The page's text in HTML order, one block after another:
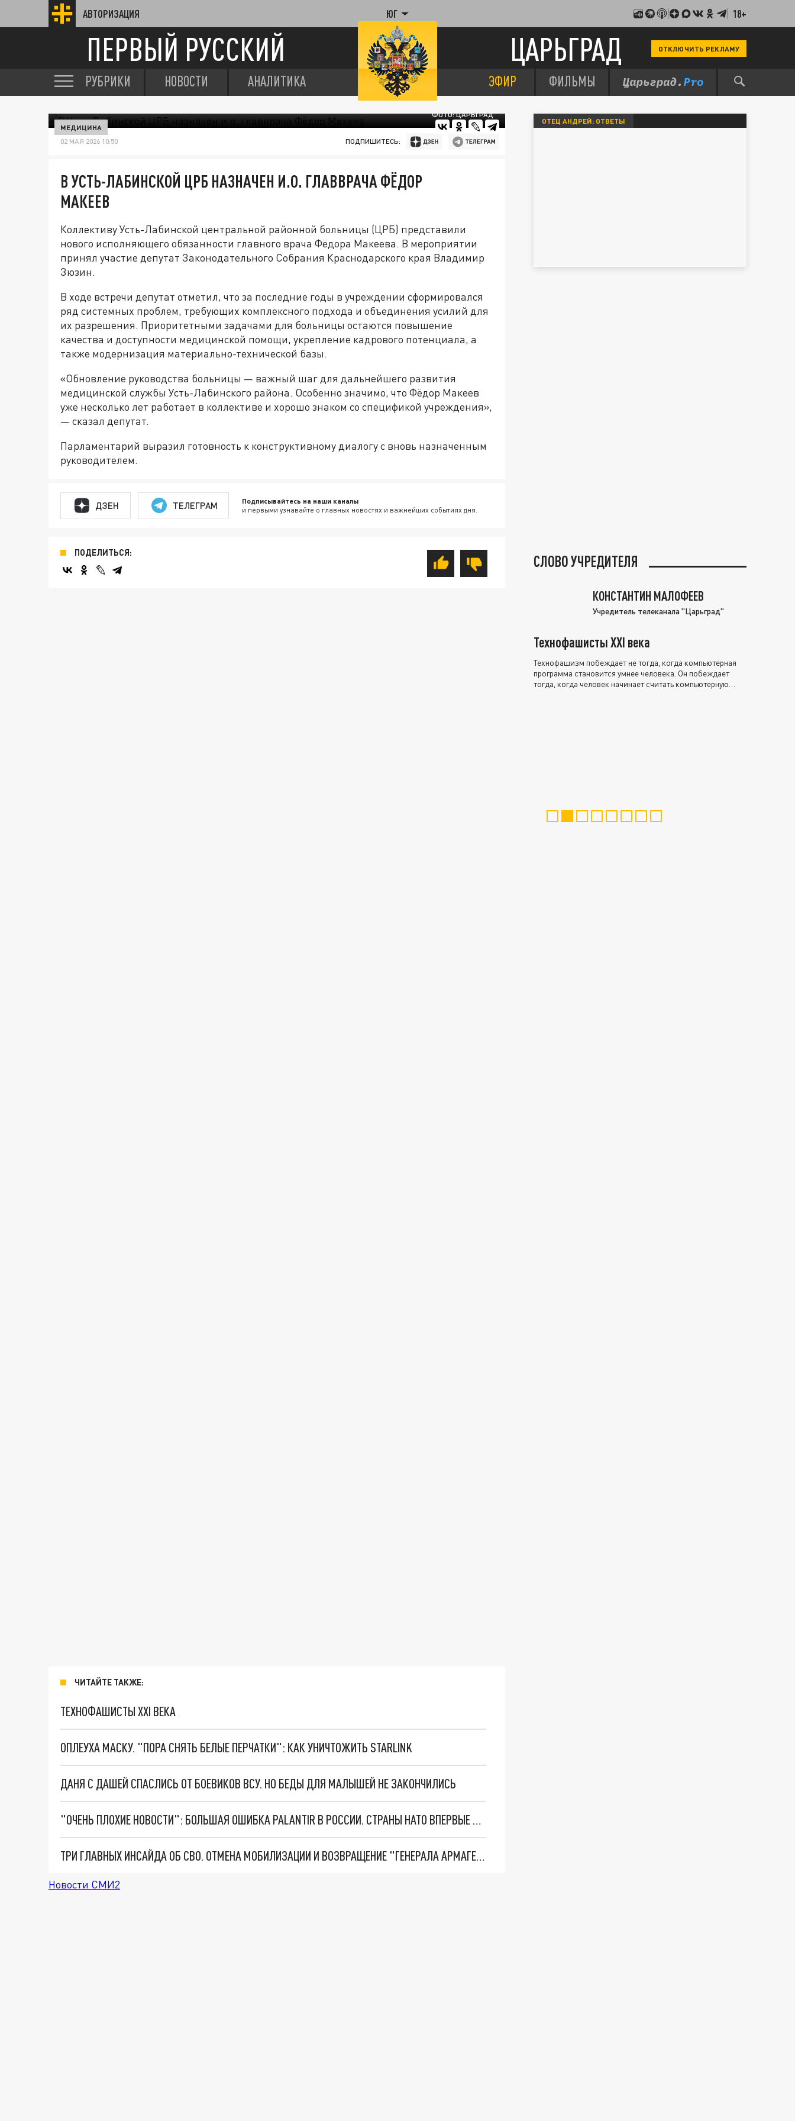
АВТОРИЗАЦИЯ ЮГ 18+
ПЕРВЫЙ РУССКИЙ ЦАРЬГРАД ОТКЛЮЧИТЬ РЕКЛАМУ
РУБРИКИ НОВОСТИ АНАЛИТИКА ЭФИР ФИЛЬМЫ
ФОТО: ЦАРЬГРАД
МЕДИЦИНА
02 МАЯ 2026 10:50 ПОДПИШИТЕСЬ:
В УСТЬ-ЛАБИНСКОЙ ЦРБ НАЗНАЧЕН И.О. ГЛАВВРАЧА ФЁДОР
МАКЕЕВ
Коллективу Усть-Лабинской центральной районной больницы (ЦРБ) представили
нового исполняющего обязанности главного врача Фёдора Макеева. В мероприятии
принял участие депутат Законодательного Собрания Краснодарского края Владимир
Зюзин.
В ходе встречи депутат отметил, что за последние годы в учреждении сформировался
ряд системных проблем, требующих комплексного подхода и объединения усилий для
их разрешения. Приоритетными задачами для больницы остаются повышение
качества и доступности медицинской помощи, укрепление кадрового потенциала, а
также модернизация материально-технической базы.
«Обновление руководства больницы — важный шаг для дальнейшего развития
медицинской службы Усть-Лабинского района. Особенно значимо, что Фёдор Макеев
уже несколько лет работает в коллективе и хорошо знаком со спецификой учреждения»,
— сказал депутат.
Парламентарий выразил готовность к конструктивному диалогу с вновь назначенным
руководителем.
ДЗЕН ТЕЛЕГРАМ Подписывайтесь на наши каналы
и первыми узнавайте о главных новостях и важнейших событиях дня.
ПОДЕЛИТЬСЯ:
ЧИТАЙТЕ ТАКЖЕ:
ТЕХНОФАШИСТЫ XXI ВЕКА
ОПЛЕУХА МАСКУ. "ПОРА СНЯТЬ БЕЛЫЕ ПЕРЧАТКИ": КАК УНИЧТОЖИТЬ STARLINK
ДАНЯ С ДАШЕЙ СПАСЛИСЬ ОТ БОЕВИКОВ ВСУ. НО БЕДЫ ДЛЯ МАЛЫШЕЙ НЕ ЗАКОНЧИЛИСЬ
"ОЧЕНЬ ПЛОХИЕ НОВОСТИ": БОЛЬШАЯ ОШИБКА PALANTIR В РОССИИ. СТРАНЫ НАТО ВПЕРВЫЕ ЗА СВО ОСТАНОВИЛИ ПОСТАВКИ ОРУЖИЯ. ВСУ ТЕРЯЮТ ПРИГРАНИЧЬЕ?
ТРИ ГЛАВНЫХ ИНСАЙДА ОБ СВО. ОТМЕНА МОБИЛИЗАЦИИ И ВОЗВРАЩЕНИЕ "ГЕНЕРАЛА АРМАГЕДДОНА"? ОТЛИЧНЫЕ НОВОСТИ, КОТОРЫЕ ЖДАЛИ ВСЕ
Новости СМИ2
ОТЕЦ АНДРЕЙ: ОТВЕТЫ
СЛОВО УЧРЕДИТЕЛЯ
КОНСТАНТИН МАЛОФЕЕВ
Учредитель телеканала "Царьград"
Технофашисты XXI века
Технофашизм побеждает не тогда, когда компьютерная
программа становится умнее человека. Он побеждает
тогда, когда человек начинает считать компьютерную